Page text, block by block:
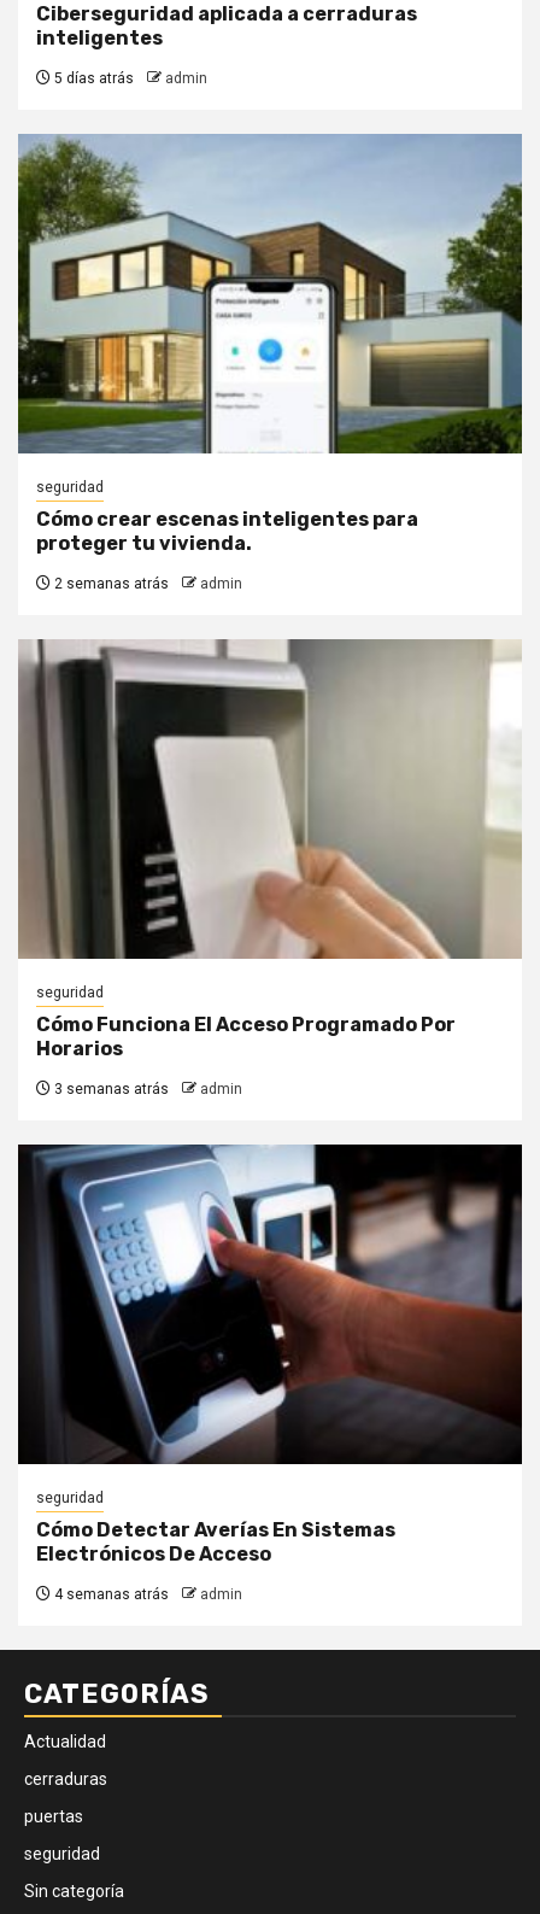
Ciberseguridad aplicada a cerraduras
inteligentes
5 días atrás admin
seguridad
Cómo crear escenas inteligentes para
proteger tu vivienda.
2 semanas atrás admin
seguridad
Cómo Funciona El Acceso Programado Por
Horarios
3 semanas atrás admin
seguridad
Cómo Detectar Averías En Sistemas
Electrónicos De Acceso
4 semanas atrás admin
CATEGORÍAS
Actualidad
cerraduras
puertas
seguridad
Sin categoría